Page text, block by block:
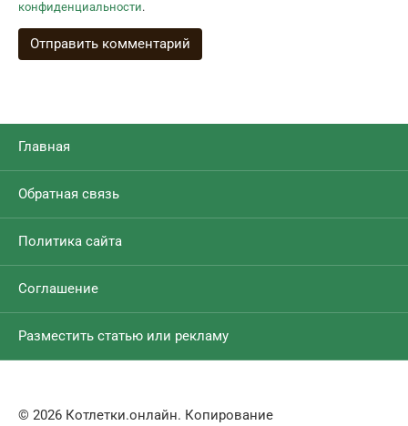
конфиденциальности.
Главная
Обратная связь
Политика сайта
Соглашение
Разместить статью или рекламу
© 2026 Котлетки.онлайн. Копирование